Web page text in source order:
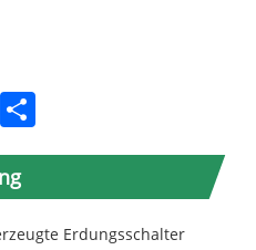
LinkedIn
Erdungsschalter